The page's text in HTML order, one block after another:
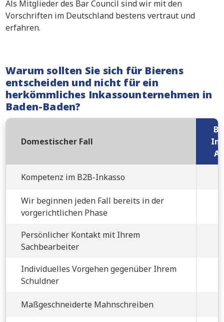
Als Mitglieder des Bar Council sind wir mit den
Vorschriften im Deutschland bestens vertraut und
erfahren.
Warum sollten Sie sich für Bierens
entscheiden und nicht für ein
herkömmliches Inkassounternehmen in
Baden-Baden?
Domestischer Fall
Kompetenz im B2B-Inkasso
Wir beginnen jeden Fall bereits in der
vorgerichtlichen Phase
Persönlicher Kontakt mit Ihrem
Sachbearbeiter
Individuelles Vorgehen gegenüber Ihrem
Schuldner
Maßgeschneiderte Mahnschreiben